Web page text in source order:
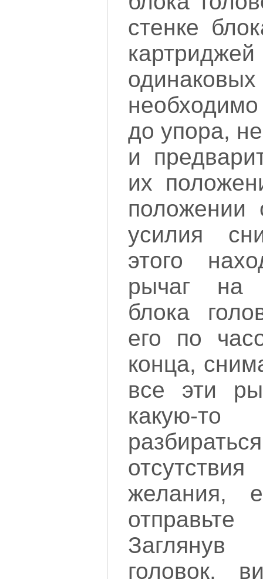
стенке
до упора,
и
их
положении
усилия
этого
рычаг на
блока
его по
конца,
все эти
какую-то
желания,
Заглянув
головок,